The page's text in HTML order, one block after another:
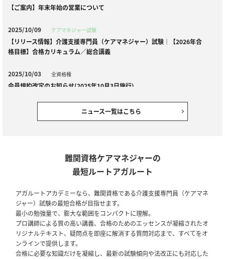
【ご案内】年末年始の営業について
2025/10/09 ケアマネジャー試験
【リリース情報】介護支援専門員（ケアマネジャー）試験｜【2026年合
格目標】合格カリキュラム／総合講義
2025/10/03 全資格種
会員規約改定のお知らせ(2025年10月3日施行)
ケアマネジャー試験
【セール情報】期間限定10％OFF！介護支援専門員（ケアマネジャー）試
【リリース情報】ケアマネジャー試験｜【2025年合格目標】単科講座リ
2025/04/09 ケアマネジャー試験
【リリース情報】介護支援専門員（ケアマネジャー）試験｜【2025年合
格目標】合格カリキュラム／総合講義
2024/12/28 全資格種
【ご案内】年末年始の営業について
ニュース一覧はこちら
難関資格ケアマネジャーの
最短ルートアガルート
アガルートアカデミーなら、難関資格である介護支援専門員（ケアマネ
ジャー）試験の最短合格が目指せます。
最小の勉強量で、膨大な範囲をコンパクトに理解。
プロ講師による質の高い講義、合格のためのエッセンスが凝縮されたオ
リジナルテキスト、疑問点を即座に解消する質問対応まで、すべてをオ
ンラインで提供します。
合格に必要な知識だけを凝縮し、最新の試験傾向や法改正にも対応した